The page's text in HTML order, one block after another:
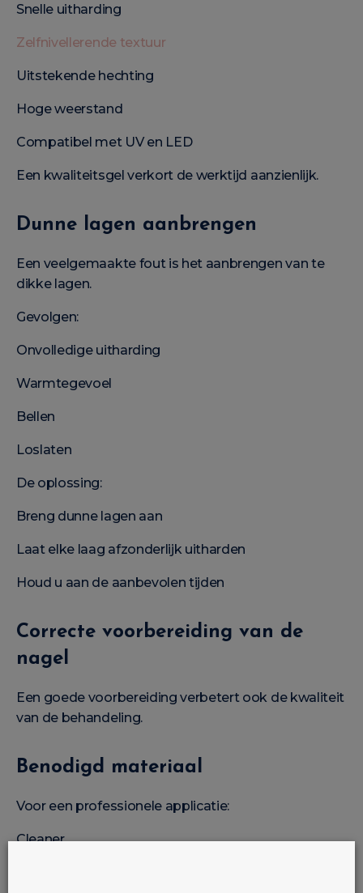
Snelle uitharding
Zelfnivellerende textuur
Uitstekende hechting
Hoge weerstand
Compatibel met UV en LED
Een kwaliteitsgel verkort de werktijd aanzienlijk.
Dunne lagen aanbrengen
Een veelgemaakte fout is het aanbrengen van te
dikke lagen.
Gevolgen:
Onvolledige uitharding
Warmtegevoel
Bellen
Loslaten
De oplossing:
Breng dunne lagen aan
Laat elke laag afzonderlijk uitharden
Houd u aan de aanbevolen tijden
Correcte voorbereiding van de
nagel
Een goede voorbereiding verbetert ook de kwaliteit
van de behandeling.
Benodigd materiaal
Voor een professionele applicatie:
Cleaner